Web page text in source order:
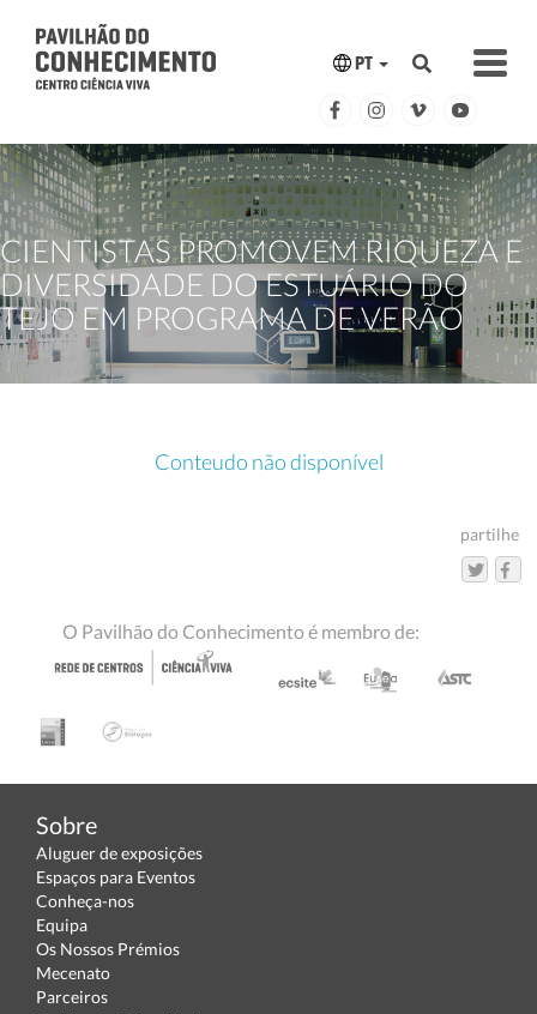
PT
CIENTISTAS PROMOVEM RIQUEZA E
DIVERSIDADE DO ESTUÁRIO DO
TEJO EM PROGRAMA DE VERÃO
Conteudo não disponível
partilhe
O Pavilhão do Conhecimento é membro de:
Sobre
Aluguer de exposições
Espaços para Eventos
Conheça-nos
Equipa
Os Nossos Prémios
Mecenato
Parceiros